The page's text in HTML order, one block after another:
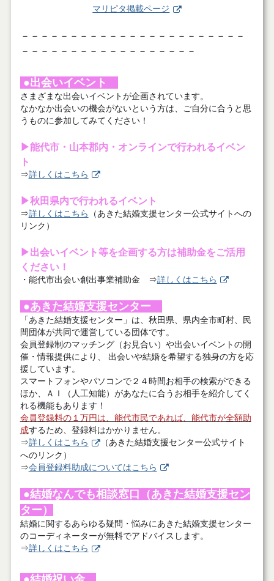
マリピタ掲載ページ
－－－－－－－－－－－－－－－－－－－－－－－
－－－－－－－－－－－－－－－－－－
●出会いイベント
さまざまな出会いイベントが企画されています。
なかなか出会いの機会がないという方は、ご自分に合うと思
うものに参加してみてください！
▶能代市・山本郡内・オンラインで行われるイベン
ト
⇒詳しくはこちら
▶秋田県内で行われるイベント
⇒詳しくはこちら
（あきた結婚支援センター公式サイトへの
リンク）
▶出会いイベント等を企画する方は補助金をご活用
ください！
・能代市出会い創出事業補助金 ⇒詳しくはこちら
●あきた結婚支援センター
「あきた結婚支援センター」は、秋田県、県内全市町村、民
間団体が共同で運営している団体です。
会員登録制のマッチング（お見合い）や出会いイベントの開
催・情報提供により、 出会いや結婚を希望する独身の方を応
援しています。
スマートフォンやパソコンで２４時間お相手の検索ができる
ほか、ＡＩ（人工知能）があなたに合うお相手を紹介してく
れる機能もあります！
会員登録料の１万円は、能代市民であれば、能代市が全額助
成するため、登録料はかかりません。
⇒詳しくはこちら
（あきた結婚支援センター公式サイト
へのリンク）
⇒会員登録料助成についてはこちら
●結婚なんでも相談窓口（あきた結婚支援セン
ター）
結婚に関するあらゆる疑問・悩みにあきた結婚支援センター
のコーディネーターが無料でアドバイスします。
⇒詳しくはこちら